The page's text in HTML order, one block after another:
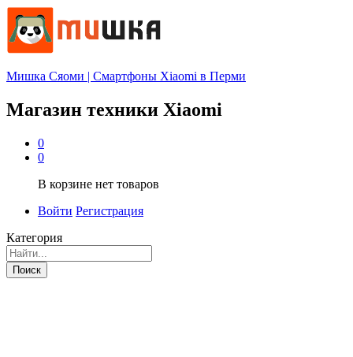
Мишка Сяоми | Смартфоны Xiaomi в Перми
Магазин техники Xiaomi
0
0
В корзине нет товаров
Войти Регистрация
Категория
Поиск